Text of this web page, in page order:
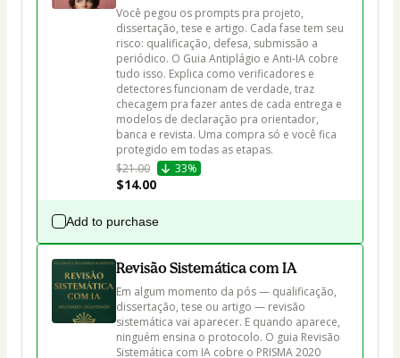
Você pegou os prompts pra projeto,
dissertação, tese e artigo. Cada fase tem seu
risco: qualificação, defesa, submissão a
periódico. O Guia Antiplágio e Anti-IA cobre
tudo isso. Explica como verificadores e
detectores funcionam de verdade, traz
checagem pra fazer antes de cada entrega e
modelos de declaração pra orientador,
banca e revista. Uma compra só e você fica
protegido em todas as etapas.
$21.00
33%
$14.00
Add to purchase
Revisão Sistemática com IA
Em algum momento da pós — qualificação,
dissertação, tese ou artigo — revisão
sistemática vai aparecer. E quando aparece,
ninguém ensina o protocolo. O guia Revisão
Sistemática com IA cobre o PRISMA 2020